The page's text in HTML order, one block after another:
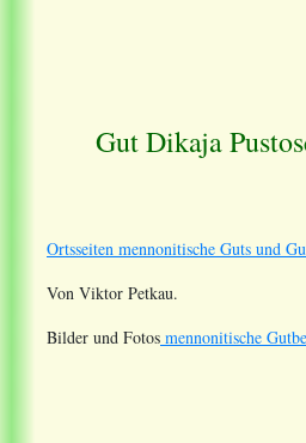
Gut Dikaja
Ortsseiten mennonitische Guts und
Von Viktor Petkau.
Bilder und Fotos mennonitische